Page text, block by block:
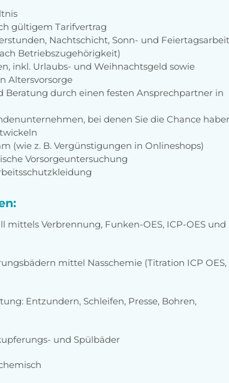
gültigem Tarifvertrag
Nachtschicht, Sonn- und Feiertagsarbeit
Betriebszugehörigkeit)
inkl. Urlaubs- und Weihnachtsgeld sowie
Altersvorsorge
Beratung durch einen festen Ansprechpartner in
bei denen Sie die Chance
(wie z. B. Vergünstigungen in Onlineshops)
Vorsorgeuntersuchung
mittels Verbrennung, Funken-OES, ICP-OES und
mittel Nasschemie (Titration ICP OES,
Entzundern, Schleifen, Presse, Bohren,
und Spülbäder